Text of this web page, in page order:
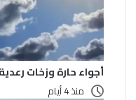
أجواء حارة وزخات
منذ 4 أيام